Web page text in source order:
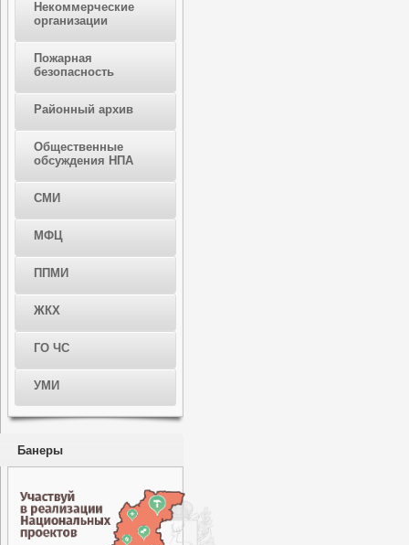
Некоммерческие
организации
Пожарная
безопасность
Районный архив
Общественные
обсуждения НПА
СМИ
МФЦ
ППМИ
ЖКХ
ГО ЧС
УМИ
Банеры